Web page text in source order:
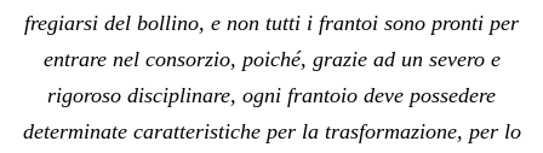
fregiarsi del bollino, e non tutti i frantoi sono pronti per
entrare nel consorzio, poiché, grazie ad un severo e
rigoroso disciplinare, ogni frantoio deve possedere
determinate caratteristiche per la trasformazione, per lo